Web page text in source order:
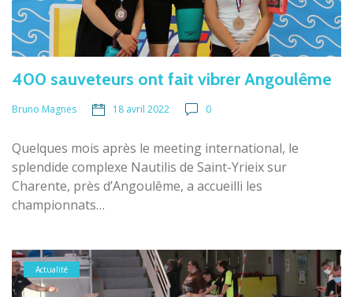
400 sauveteurs ont fait vibrer Angoulême
Bruno Magnes 18 avril 2022 0
Quelques mois après le meeting international, le
splendide complexe Nautilis de Saint-Yrieix sur
Charente, près d’Angoulême, a accueilli les
championnats…
Actualité